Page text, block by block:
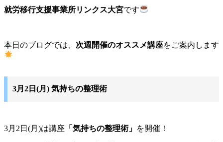
就労移行支援事業所リンクス大宮です
本日のブログでは、 次週開催のオススメ講座をご案内します
3月2日(月) 気持ちの整理術
3月2日(月)は講座 「気持ちの整理術」 を開催！